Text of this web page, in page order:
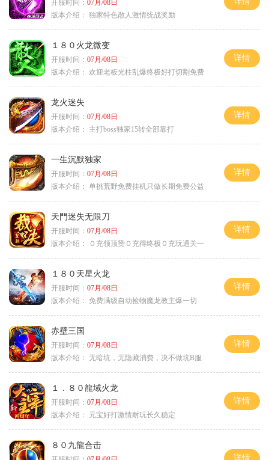
开服时间： 07月/08日
版本介绍： 独家特色散人激情统战奖励
１８０火龙微变
开服时间： 07月/08日
版本介绍： 欢迎老板光柱乱爆终极好打切割免费
详情
龙火迷失
开服时间： 07月/08日
版本介绍：
主打boss独家15转全部靠打
详情
一生沉默独家
开服时间： 07月/08日
版本介绍： 单挑荒野免费挂机只做长期免费公益
详情
天門迷失无限刀
开服时间： 07月/08日
版本介绍：
０充领顶赞０充得终极０充玩通关一
详情
１８０天星火龙
开服时间： 07月/08日
版本介绍： 免费满级自动捡物魔龙教主爆一切
详情
赤壁三国
开服时间： 07月/08日
版本介绍： 无暗坑，无隐藏消费，决不做坑B服
详情
１．８０龍域火龙
开服时间： 07月/08日
版本介绍：
元宝好打激情耐玩长久稳定
详情
８０九龍合击
详情